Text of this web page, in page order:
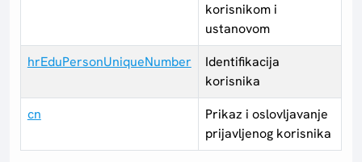
korisnikom i
ustanovom
hrEduPersonUniqueNumber
Identifikacija
korisnika
cn
Prikaz i oslovljavanje
prijavljenog korisnika